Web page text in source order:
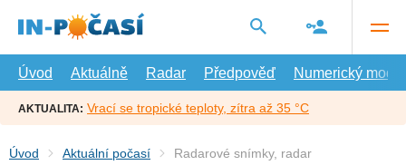
hlavní
Úvod
Aktuálně Radar Předpověď Numerický model
AKTUALITA: Vrací se tropické teploty, zítra až 35 °C
Úvod Aktuální počasí Radarové snímky, radar